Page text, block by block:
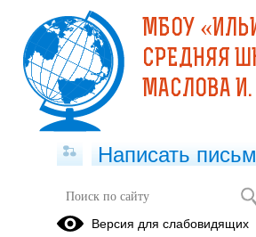
МБОУ
СРЕДНЯЯ
МАСЛОВА И.
Написать
Версия для слабовидящих